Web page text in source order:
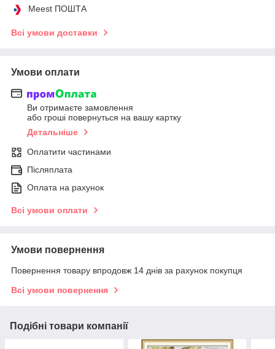
Meest ПОШТА
Всі умови доставки
Умови оплати
Ви отримаєте замовлення
або гроші повернуться на вашу картку
Детальніше
Оплатити частинами
Післяплата
Оплата на рахунок
Всі умови оплати
Умови повернення
Повернення товару впродовж 14 днів за рахунок покупця
Всі умови повернення
Подібні товари компанії